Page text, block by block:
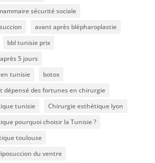
sécurité sociale
avant après blépharoplastie
bbl tunisie prix
5 jours
tunisie
botox
dépensé des fortunes en chirurgie
tunisie
Chirurgie esthétique lyon
pourquoi choisir la Tunisie ?
toulouse
du ventre​